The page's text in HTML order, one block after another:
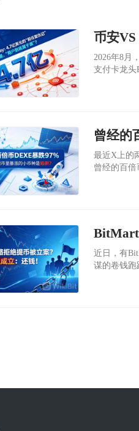
​2026年8月
支付卡龙头
最近X上的
曾经的百倍
近日，有
谋的卷钱跑